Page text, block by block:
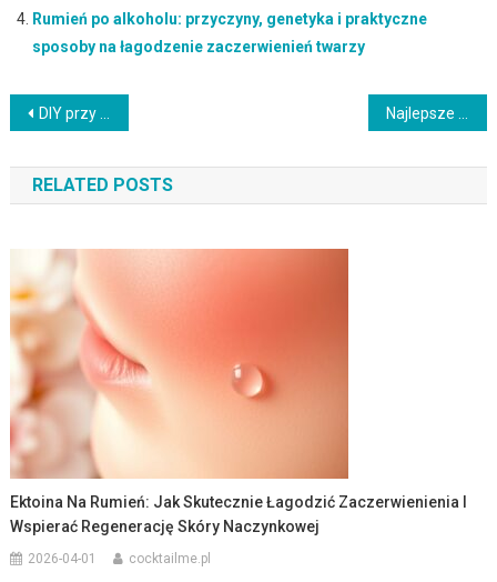
Rumień po alkoholu: przyczyny, genetyka i praktyczne
sposoby na łagodzenie zaczerwienień twarzy
Nawigacja
wpisu
DIY przy trądziku: jak bezpiecznie stosować domowe sposoby i wkomponować je w codzienną pielęgnację
RELATED POSTS
Ektoina Na Rumień: Jak Skutecznie Łagodzić Zaczerwienienia I
Wspierać Regenerację Skóry Naczynkowej
2026-04-01 cocktailme.pl